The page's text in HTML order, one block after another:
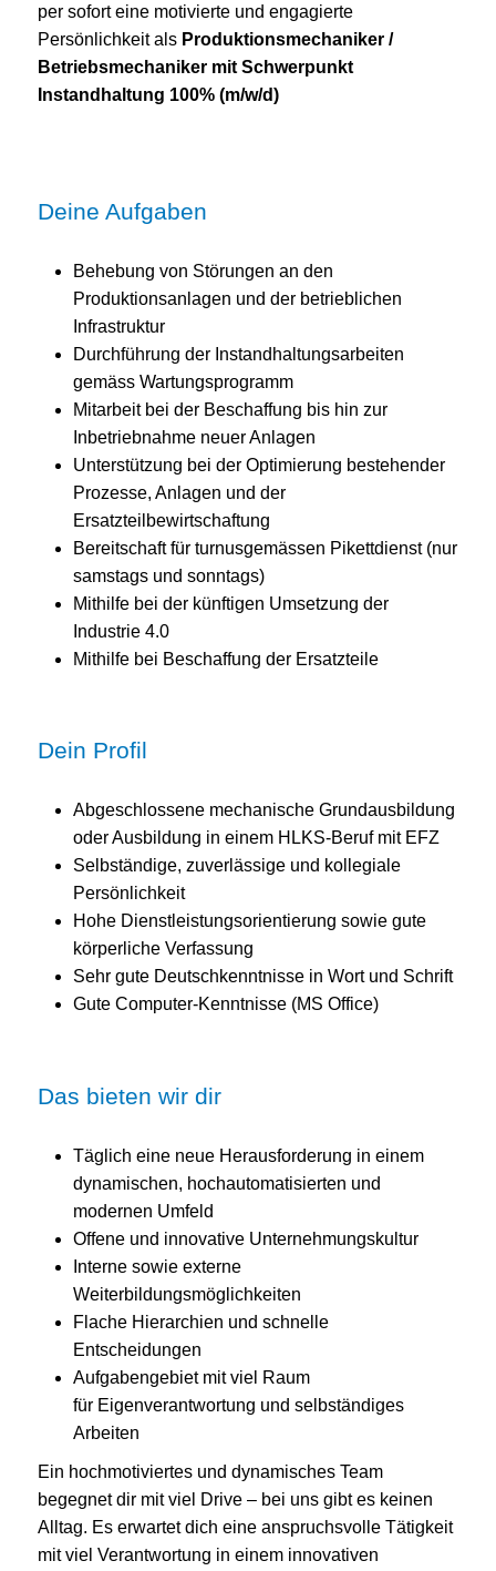
per sofort eine motivierte und engagierte
Persönlichkeit als Produktionsmechaniker /
Betriebsmechaniker mit Schwerpunkt
Instandhaltung 100% (m/w/d)
Deine Aufgaben
Behebung von Störungen an den
Produktionsanlagen und der betrieblichen
Infrastruktur
Durchführung der Instandhaltungsarbeiten
gemäss Wartungsprogramm
Mitarbeit bei der Beschaffung bis hin zur
Inbetriebnahme neuer Anlagen
Unterstützung bei der Optimierung bestehender
Prozesse, Anlagen und der
Ersatzteilbewirtschaftung
Bereitschaft für turnusgemässen Pikettdienst (nur
samstags und sonntags)
Mithilfe bei der künftigen Umsetzung der
Industrie 4.0
Mithilfe bei Beschaffung der Ersatzteile
Dein Profil
Abgeschlossene mechanische Grundausbildung
oder Ausbildung in einem HLKS-Beruf mit EFZ
Selbständige, zuverlässige und kollegiale
Persönlichkeit
Hohe Dienstleistungsorientierung sowie gute
körperliche Verfassung
Sehr gute Deutschkenntnisse in Wort und Schrift
Gute Computer-Kenntnisse (MS Office)
Das bieten wir dir
Täglich eine neue Herausforderung in einem
dynamischen, hochautomatisierten und
modernen Umfeld
Offene und innovative Unternehmungskultur
Interne sowie externe
Weiterbildungsmöglichkeiten
Flache Hierarchien und schnelle
Entscheidungen
Aufgabengebiet mit viel Raum
für Eigenverantwortung und selbständiges
Arbeiten
Ein hochmotiviertes und dynamisches Team
begegnet dir mit viel Drive – bei uns gibt es keinen
Alltag. Es erwartet dich eine anspruchsvolle Tätigkeit
mit viel Verantwortung in einem innovativen